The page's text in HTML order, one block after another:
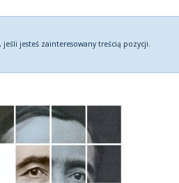
, jeśli jesteś zainteresowany treścią pozycji.